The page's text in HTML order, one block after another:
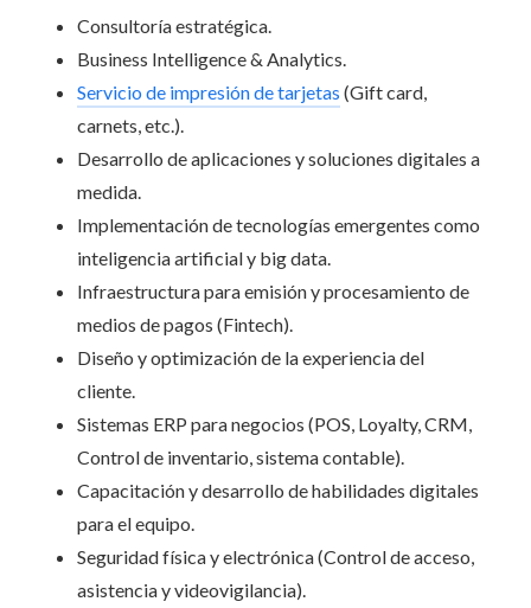
Consultoría estratégica.
Business Intelligence & Analytics.
Servicio de impresión de tarjetas (Gift card,
carnets, etc.).
Desarrollo de aplicaciones y soluciones digitales a
medida.
Implementación de tecnologías emergentes como
inteligencia artificial y big data.
Infraestructura para emisión y procesamiento de
medios de pagos (Fintech).
Diseño y optimización de la experiencia del
cliente.
Sistemas ERP para negocios (POS, Loyalty, CRM,
Control de inventario, sistema contable).
Capacitación y desarrollo de habilidades digitales
para el equipo.
Seguridad física y electrónica (Control de acceso,
asistencia y videovigilancia).